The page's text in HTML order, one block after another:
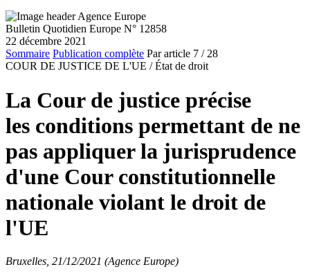
Bulletin Quotidien Europe N° 12858
22 décembre 2021
Sommaire Publication complète Par article 7 / 28
COUR DE JUSTICE DE L'UE / État de droit
La Cour de justice précise
les conditions permettant de ne
pas appliquer la jurisprudence
d'une Cour constitutionnelle
nationale violant le droit de
l'UE
Bruxelles, 21/12/2021 (Agence Europe)